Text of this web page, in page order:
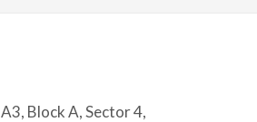
A3, Block A, Sector 4,